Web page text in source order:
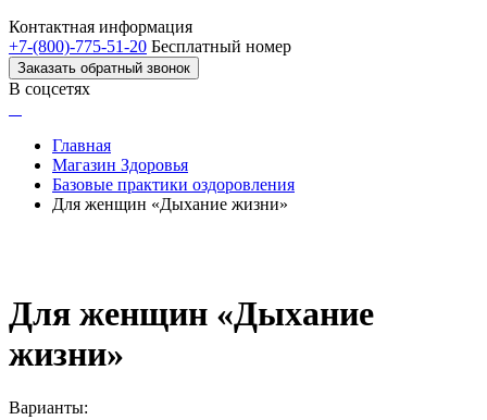
Контактная информация
+7-(800)-775-51-20 Бесплатный номер
Заказать обратный звонок
В соцсетях
Главная
Магазин Здоровья
Базовые практики оздоровления
Для женщин «Дыхание жизни»
Для женщин «Дыхание
жизни»
Варианты: